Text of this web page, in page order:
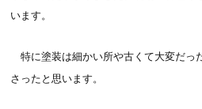
います。
特に塗装は細かい所や古くて大変だっ
さったと思います。